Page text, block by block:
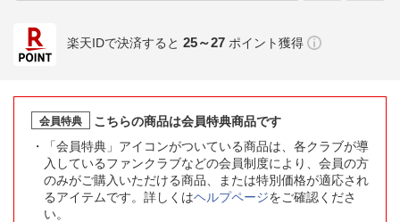
楽天IDで決済すると 25～27 ポイント獲得
会員特典
こちらの商品は会員特典商品です
「会員特典」アイコンがついている商品は、各クラブが導
入しているファンクラブなどの会員制度により、会員の方
のみがご購入いただける商品、または特別価格が適応され
るアイテムです。詳しくはヘルプページをご確認くださ
い。